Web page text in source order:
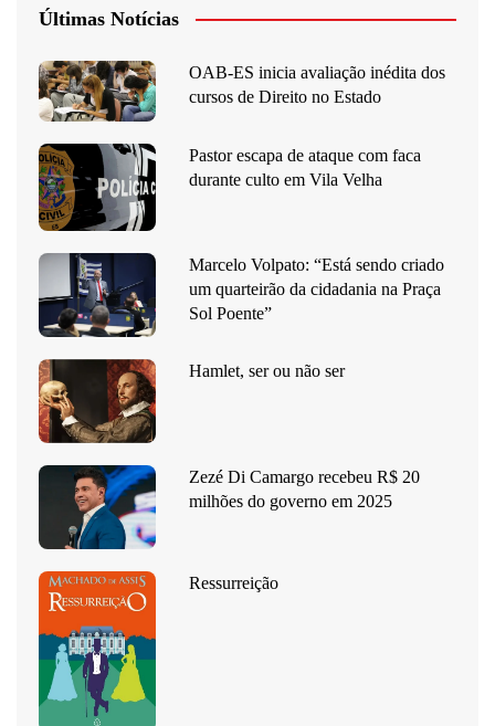
Últimas Notícias
OAB-ES inicia avaliação inédita dos
cursos de Direito no Estado
Pastor escapa de ataque com faca
durante culto em Vila Velha
Marcelo Volpato: “Está sendo criado
um quarteirão da cidadania na Praça
Sol Poente”
Hamlet, ser ou não ser
Zezé Di Camargo recebeu R$ 20
milhões do governo em 2025
Ressurreição